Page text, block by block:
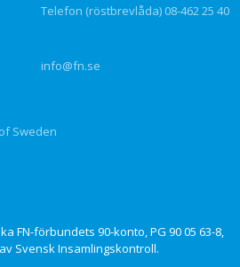
Telefon (röstbrevlåda) 08-462 25 40
info@fn.se
Sweden
FN-förbundets 90-konto, PG 90 05 63-8,
Svensk Insamlingskontroll.